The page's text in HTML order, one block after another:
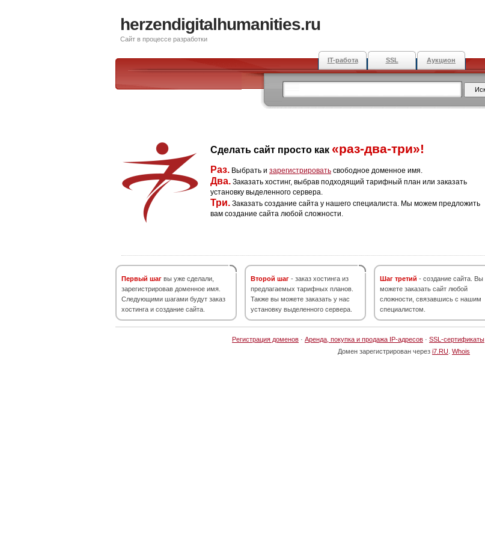
herzendigitalhumanities.ru
Сайт в процессе разработки
IT-работа SSL Аукцион
Сделать сайт просто как «раз-два-три»!
Раз. Выбрать и зарегистрировать свободное доменное имя.
Два. Заказать хостинг, выбрав подходящий тарифный план или заказать
установку выделенного сервера.
Три. Заказать создание сайта у нашего специалиста. Мы можем предложить
вам создание сайта любой сложности.
Первый шаг вы уже сделали,
зарегистрировав доменное имя.
Следующими шагами будут заказ
хостинга и создание сайта.
Второй шаг - заказ хостинга из
предлагаемых тарифных планов.
Также вы можете заказать у нас
установку выделенного сервера.
Шаг третий - создание сайта. Вы
можете заказать сайт любой
сложности, связавшись с нашим
специалистом.
Регистрация доменов · Аренда, покупка и продажа IP-адресов · SSL-сертификаты
Домен зарегистрирован через i7.RU Whois